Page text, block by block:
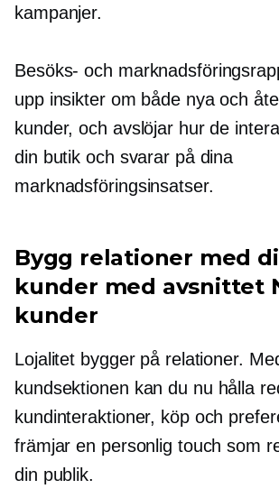
kampanjer.
Besöks- och
upp insikter om både nya och
kunder, och avslöjar hur de
din butik och svarar på dina
marknadsföringsinsatser.
Bygg relationer med
kunder med avsnittet
kunder
Lojalitet bygger på relationer.
kundsektionen kan du nu hålla
kundinteraktioner, köp och
främjar en personlig touch som
din publik.